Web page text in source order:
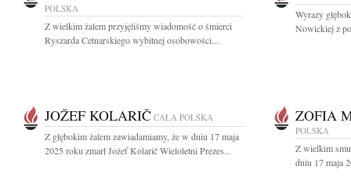
POLSKA
Z wielkim żalem przyjęliśmy wiadomość o śmierci
Ryszarda Cetnarskiego wybitnej osobowości...
Wyrazy
Nowickiej z
JOŽEF KOLARIČ CAŁA POLSKA
Z głębokim żalem zawiadamiamy, że w dniu 17 maja
2025 roku zmarł Jožef Kolarič Wieloletni Prezes...
ZOFIA
POLSKA
Z wielkim
dniu 17 maja